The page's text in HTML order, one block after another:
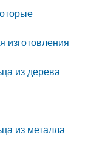
изготовления
из дерева
из металла